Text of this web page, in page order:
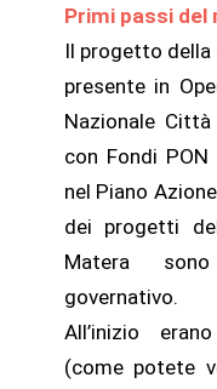
Primi passi del
Il progetto della
presente in
Nazionale
con Fondi
nel Piano
dei progetti
Matera
governativo.
All’inizio
(come potete